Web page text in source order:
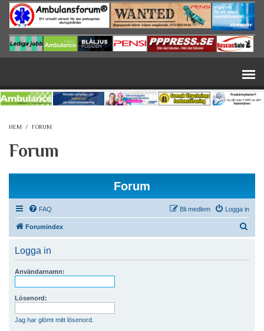
Hoppa till huvudinnehåll
HEM / FORUM
Forum